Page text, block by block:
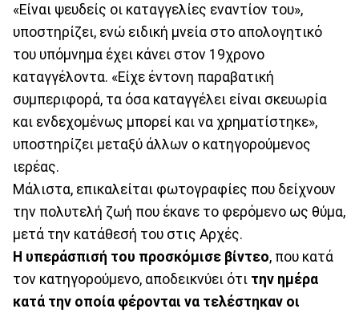
«Είναι ψευδείς οι καταγγελίες εναντίον του»,
υποστηρίζει, ενώ ειδική μνεία στο απολογητικό
του υπόμνημα έχει κάνει στον 19χρονο
καταγγέλοντα. «Είχε έντονη παραβατική
συμπεριφορά, τα όσα καταγγέλει είναι σκευωρία
και ενδεχομένως μπορεί και να χρηματίστηκε»,
υποστηρίζει μεταξύ άλλων ο κατηγορούμενος
ιερέας.
Μάλιστα, επικαλείται φωτογραφίες που δείχνουν
την πολυτελή ζωή που έκανε το φερόμενο ως θύμα,
μετά την κατάθεσή του στις Αρχές.
Η υπεράσπισή του προσκόμισε βίντεο, που κατά
τον κατηγορούμενο, αποδεικνύει ότι την ημέρα
κατά την οποία φέρονται να τελέστηκαν οι